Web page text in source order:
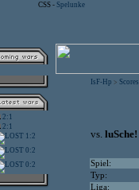
CSS - Spelunke
2:1
2:1
1:2
0:2
0:2
IsF-Hp > Scores
vs. luSche!
Spiel:
Typ:
Liga: